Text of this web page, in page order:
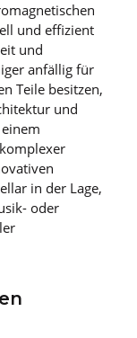
und effizient
und
anfällig für
Teile besitzen,
und
in der Lage,
oder